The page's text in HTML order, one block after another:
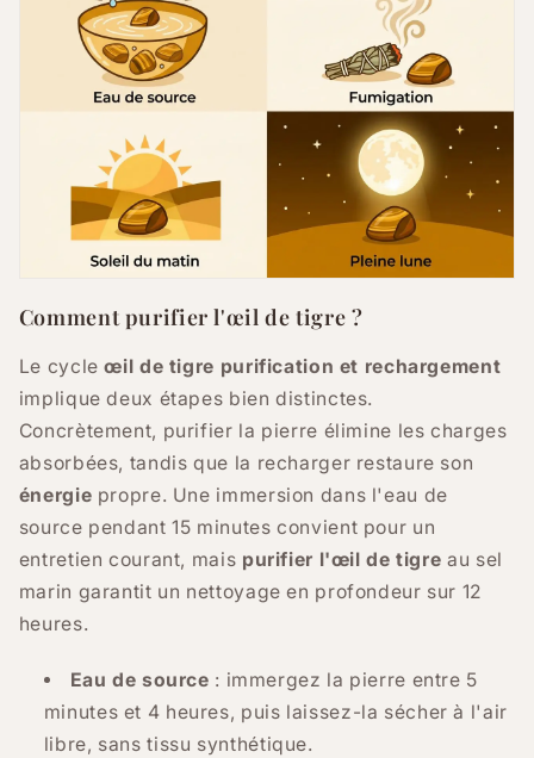
Comment purifier l'œil de tigre ?
Le cycleœil de tigre purification et rechargement
implique deux étapes bien distinctes.
Concrètement, purifier la pierre élimine les charges
absorbées, tandis que la recharger restaure son
énergie propre. Une immersion dans l'eau de
source pendant 15 minutes convient pour un
entretien courant, mais purifier l'œil de tigre au sel
marin garantit un nettoyage en profondeur sur 12
heures.
Eau de source : immergez la pierre entre 5
minutes et 4 heures, puis laissez-la sécher à l'air
libre, sans tissu synthétique.